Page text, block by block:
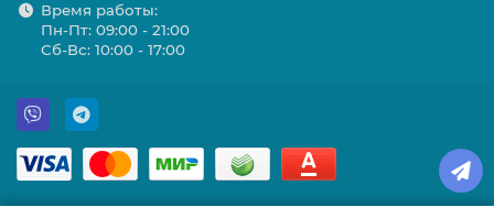
Время работы:
Пн-Пт: 09:00 - 21:00
Сб-Вс: 10:00 - 17:00